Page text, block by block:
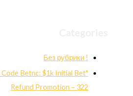
! Без рубрики
Code Betnc: $1k Initial Bet
Refund Promotion – 322